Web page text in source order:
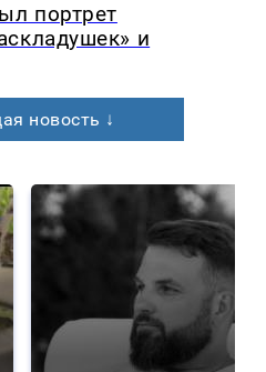
портрет
и
новость ↓